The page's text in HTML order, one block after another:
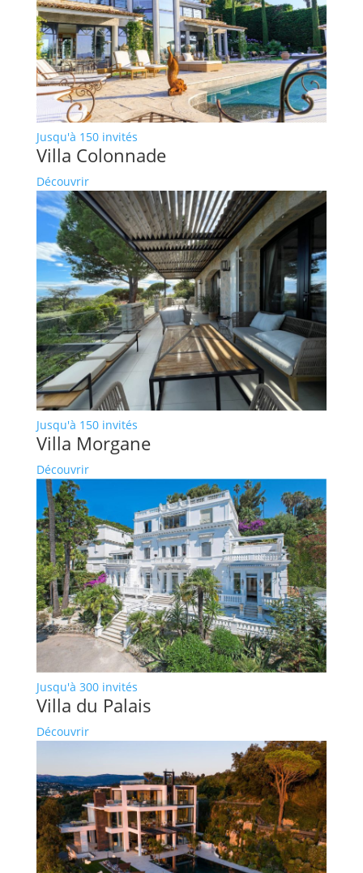
Jusqu'à 150 invités
Villa Colonnade
Découvrir
Jusqu'à 150 invités
Villa Morgane
Découvrir
Jusqu'à 300 invités
Villa du Palais
Découvrir